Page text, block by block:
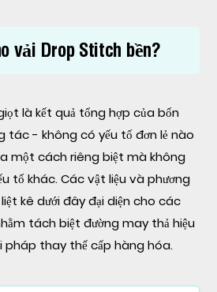
vải Drop Stitch bền?
là kết quả tổng hợp của bốn
tác - không có yếu tố đơn lẻ nào
một cách riêng biệt mà không
tố khác. Các vật liệu và phương
kê dưới đây đại diện cho các
tách biệt đường may thả hiệu
pháp thay thế cấp hàng hóa.